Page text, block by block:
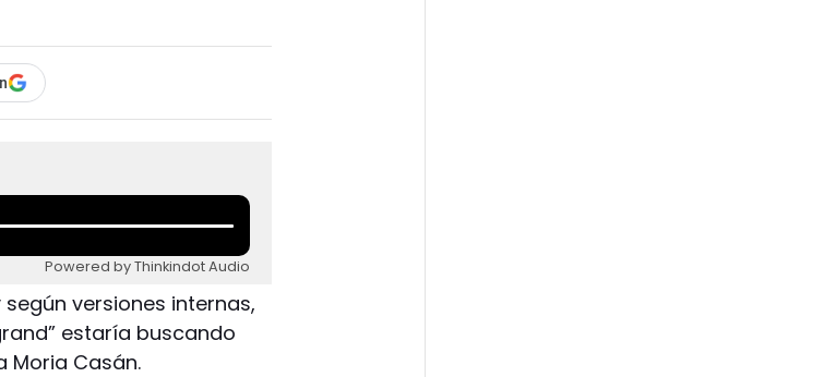
Powered by Thinkindot Audio
versiones internas,
estaría buscando
Moria Casán.